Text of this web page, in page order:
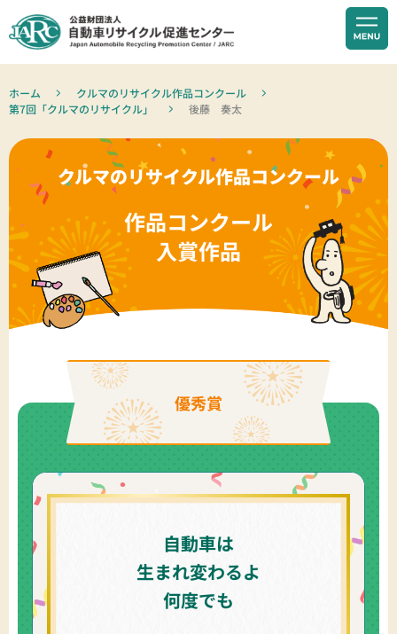
ホーム
クルマのリサイクル作品コンクール
第7回「クルマのリサイクル」
後藤 奏太
クルマのリサイクル作品コンクール
作品コンクール
入賞作品
優秀賞
自動車は
生まれ変わるよ
何度でも